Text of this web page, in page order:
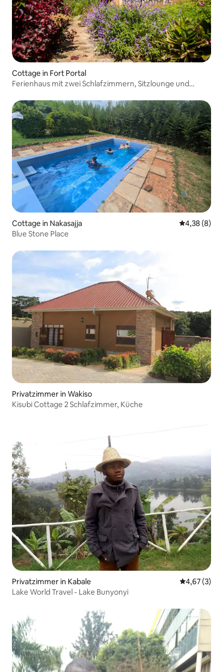
Cottage in Fort Portal
Ferienhaus mit zwei Schlafzimmern, Sitzlounge und
Cottage in Nakasajja
4,38 (8)
Blue Stone Place
Privatzimmer in Wakiso
Kisubi Cottage 2 Schlafzimmer, Küche
Privatzimmer in Kabale
4,67 (3)
Lake World Travel - Lake Bunyonyi